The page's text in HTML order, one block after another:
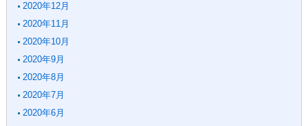
2020年12月
2020年11月
2020年10月
2020年9月
2020年8月
2020年7月
2020年6月